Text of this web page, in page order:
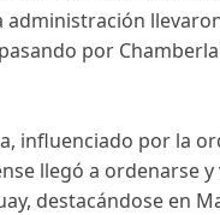
administración
por
influenciado por la
llegó a ordenarse y
destacándose en